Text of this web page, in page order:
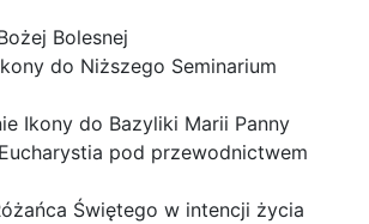
Bolesnej
do Niższego Seminarium
Ikony do Bazyliki Marii Panny
pod przewodnictwem
Świętego w intencji życia